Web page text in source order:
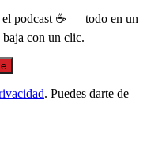
el podcast ☕ — todo en un
baja con un clic.
. Puedes darte de